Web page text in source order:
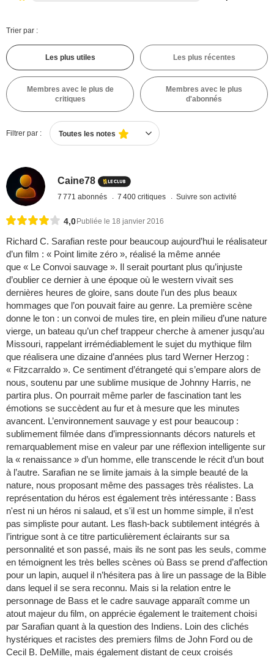
Trier par :
Les plus utiles Les plus récentes
Membres avec le plus de
critiques
Membres avec le plus
d'abonnés
Filtrer par : Toutes les notes
Caine78
7 771 abonnés 7 400 critiques Suivre son activité
4,0 Publiée le 18 janvier 2016
Richard C. Sarafian reste pour beaucoup aujourd’hui le réalisateur
d’un film : « Point limite zéro », réalisé la même année
que « Le Convoi sauvage ». Il serait pourtant plus qu’injuste
d’oublier ce dernier à une époque où le western vivait ses
dernières heures de gloire, sans doute l’un des plus beaux
hommages que l’on pouvait faire au genre. La première scène
donne le ton : un convoi de mules tire, en plein milieu d’une nature
vierge, un bateau qu’un chef trappeur cherche à amener jusqu’au
Missouri, rappelant irrémédiablement le sujet du mythique film
que réalisera une dizaine d’années plus tard Werner Herzog :
« Fitzcarraldo ». Ce sentiment d’étrangeté qui s’empare alors de
nous, soutenu par une sublime musique de Johnny Harris, ne
partira plus. On pourrait même parler de fascination tant les
émotions se succèdent au fur et à mesure que les minutes
avancent. L’environnement sauvage y est pour beaucoup :
sublimement filmée dans d’impressionnants décors naturels et
remarquablement mise en valeur par une réflexion intelligente sur
la « renaissance » d’un homme, elle transcende le récit d’un bout
à l’autre. Sarafian ne se limite jamais à la simple beauté de la
nature, nous proposant même des passages très réalistes. La
représentation du héros est également très intéressante : Bass
n'est ni un héros ni salaud, et s'il est un homme simple, il n’est
pas simpliste pour autant. Les flash-back subtilement intégrés à
l’intrigue sont à ce titre particulièrement éclairants sur sa
personnalité et son passé, mais ils ne sont pas les seuls, comme
en témoignent les très belles scènes où Bass se prend d’affection
pour un lapin, auquel il n’hésitera pas à lire un passage de la Bible
dans lequel il se sera reconnu. Mais si la relation entre le
personnage de Bass et le cadre sauvage apparaît comme un
atout majeur du film, on apprécie également le traitement choisi
par Sarafian quant à la question des Indiens. Loin des clichés
hystériques et racistes des premiers films de John Ford ou de
Cecil B. DeMille, mais également distant de ceux croisés